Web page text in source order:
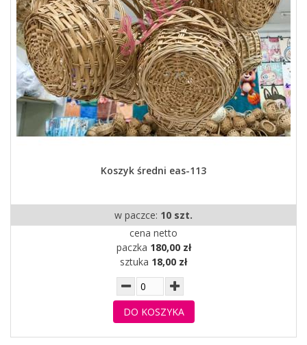
Koszyk średni eas-113
w paczce: 10 szt.
cena netto
paczka 180,00 zł
sztuka 18,00 zł
DO KOSZYKA